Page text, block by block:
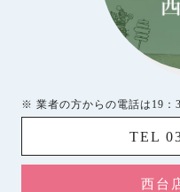
※ 業者の方からの電話は19：
TEL
西台